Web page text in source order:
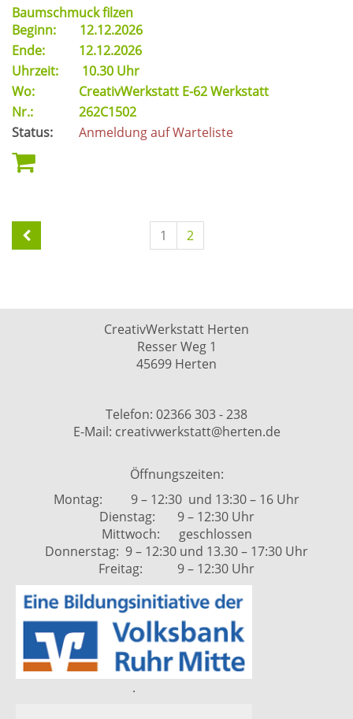
Baumschmuck filzen
Beginn:
12.12.2026
Ende:
12.12.2026
Uhrzeit:
10.30 Uhr
Wo:
CreativWerkstatt E-62 Werkstatt
Nr.:
262C1502
Status:
Anmeldung auf Warteliste
1 2
CreativWerkstatt Herten
Resser Weg 1
45699 Herten
Telefon: 02366 303 - 238
E-Mail: creativwerkstatt@herten.de
Öffnungszeiten:
Montag: 9 – 12:30 und 13:30 – 16 Uhr
Dienstag: 9 – 12:30 Uhr
Mittwoch: geschlossen
Donnerstag: 9 – 12:30 und 13.30 – 17:30 Uhr
Freitag: 9 – 12:30 Uhr
.